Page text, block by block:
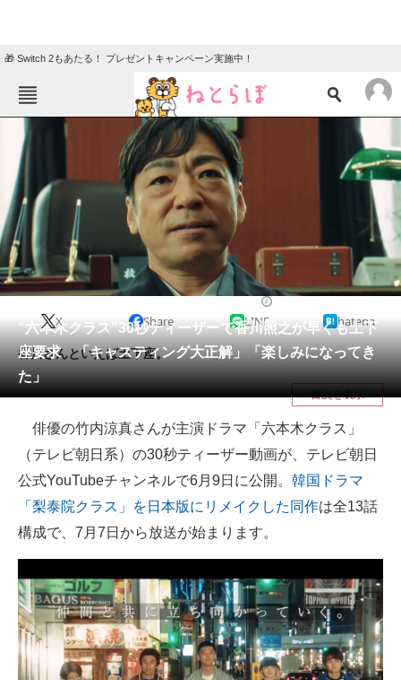
🎁 Switch 2もあたる！ プレゼントキャンペーン実施中！
ねとらぼメニュー
TOP ニュース
エンタメ クイズ
グルメ 地域
住まい 教育・育児
動物 リサーチ
会員記事
メディア
注目記事を集めた総合ページ
ITの今と未来を見通す
スマホと通信の最新トレンド
進化するPCとデバイスの未来
ビジネスと働き方のヒント
AI活用のいまが分かる
企業ITのトレンドを詳説
“六本木クラス”30秒ティーザーで香川照之が早くも土下
座要求 「キャスティング大正解」「楽しみになってき
た」
X Share LINE hatena
香川さんといえば土下座。
目次を表示
俳優の竹内涼真さんが主演ドラマ「六本木クラス」
（テレビ朝日系）の30秒ティーザー動画が、テレビ朝日
公式YouTubeチャンネルで6月9日に公開。 韓国ドラマ
「梨泰院クラス」を日本版にリメイクした同作は全13話
構成で、7月7日から放送が始まります。